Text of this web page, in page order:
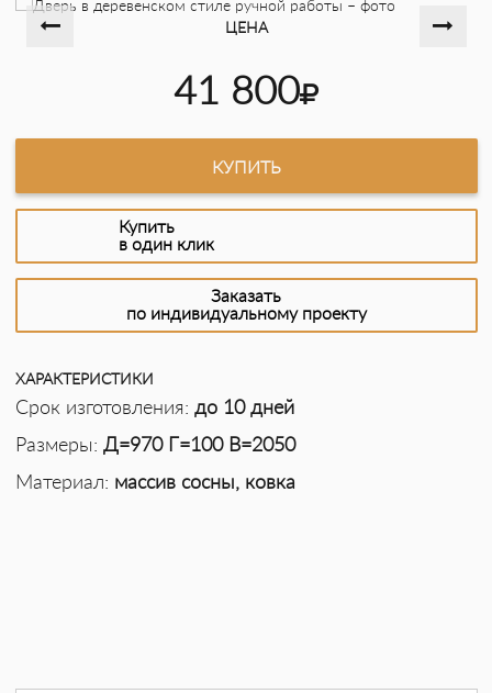
ЦЕНА
41 800
КУПИТЬ
Купить
в один клик
Заказать
по индивидуальному проекту
ХАРАКТЕРИСТИКИ
Срок изготовления: до 10 дней
Размеры: Д=970 Г=100 В=2050
Материал: массив сосны, ковка